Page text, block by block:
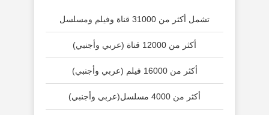
تشمل أكثر من 31000 قناة وفيلم ومسلسل
أكثر من 12000 قناة (عربي وأجنبي)
أكثر من 16000 فيلم (عربي وأجنبي)
أكثر من 4000 مسلسل(عربي وأجنبي)